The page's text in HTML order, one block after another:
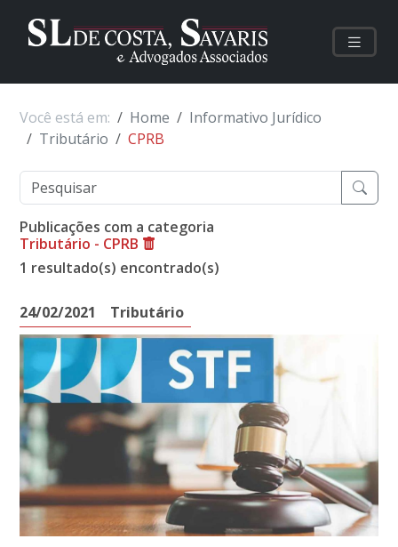
Você está em: Home
Informativo Jurídico
Tributário
CPRB
Publicações com a categoria
Tributário - CPRB
1 resultado(s) encontrado(s)
24/02/2021 Tributário